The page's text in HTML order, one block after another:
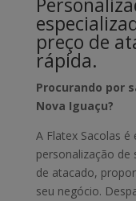
preço de
rápida.
Procurando por
Nova Iguaçu?
A Flatex Sacolas
personalização de
de atacado,
seu negócio.